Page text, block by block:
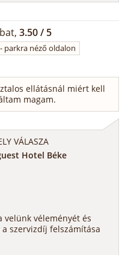
3.50 / 5
parkra néző oldalon
ellátásnál miért kell
magam.
VÁLASZA
Hotel Béke
velünk véleményét és
szervizdíj felszámítása